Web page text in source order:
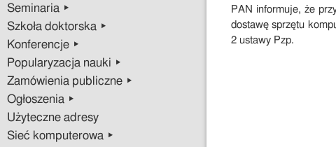
Seminaria ▸
Szkoła doktorska ▸
Konferencje ▸
Popularyzacja nauki ▸
Zamówienia publiczne ▸
Ogłoszenia ▸
Użyteczne adresy
Sieć komputerowa ▸
PAN informuje, że
dostawę sprzętu
2 ustawy Pzp.